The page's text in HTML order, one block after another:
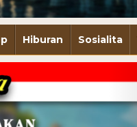
Hiburan Sosialita